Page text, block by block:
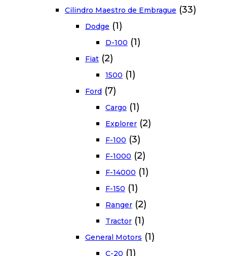
Cilindro Maestro de Embrague (33)
Dodge (1)
D-100 (1)
Fiat (2)
1500 (1)
Ford (7)
Cargo (1)
Explorer (2)
F-100 (3)
F-1000 (2)
F-14000 (1)
F-150 (1)
Ranger (2)
Tractor (1)
General Motors (1)
C-20 (1)